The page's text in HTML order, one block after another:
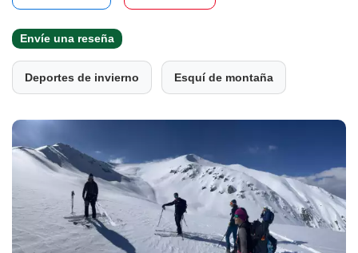
Envíe una reseña
Deportes de invierno Esquí de montaña